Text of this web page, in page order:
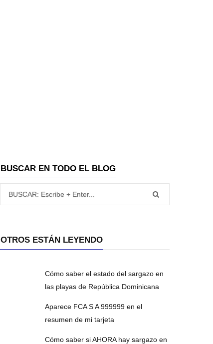
BUSCAR EN TODO EL BLOG
OTROS ESTÁN LEYENDO
Cómo saber el estado del sargazo en
las playas de República Dominicana
Aparece FCA S A 999999 en el
resumen de mi tarjeta
Cómo saber si AHORA hay sargazo en